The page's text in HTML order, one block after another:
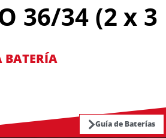
36/34 (2 x 3
BATERÍA
Guía de Baterías